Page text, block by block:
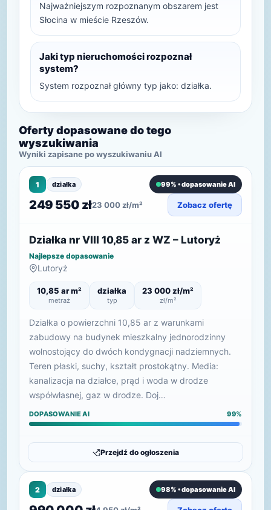
Najważniejszym rozpoznanym obszarem jest
Słocina w mieście Rzeszów.
Jaki typ nieruchomości rozpoznał
system?
System rozpoznał główny typ jako: działka.
Oferty dopasowane do tego
wyszukiwania
Wyniki zapisane po wyszukiwaniu AI
1 działka 99% • dopasowanie AI
249 550 zł23 000 zł/m² Zobacz ofertę
Działka nr VIII 10,85 ar z WZ – Lutoryż
Najlepsze dopasowanie
Lutoryż
10,85 ar m²
metraż
działka
typ
23 000 zł/m²
zł/m²
Działka o powierzchni 10,85 ar z warunkami
zabudowy na budynek mieszkalny jednorodzinny
wolnostojący do dwóch kondygnacji nadziemnych.
Teren płaski, suchy, kształt prostokątny. Media:
kanalizacja na działce, prąd i woda w drodze
współwłasnej, gaz w drodze. Doj…
DOPASOWANIE AI 99%
Przejdź do ogłoszenia
2 działka 98% • dopasowanie AI